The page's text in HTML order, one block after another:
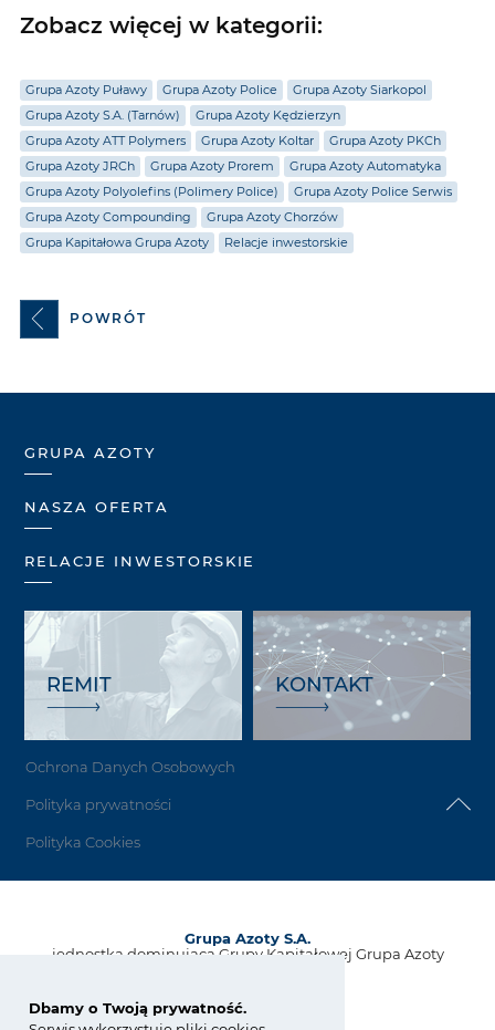
Dbamy o Twoją prywatność.
Zobacz więcej w kategorii:
Grupa Azoty Puławy Grupa Azoty Police
Grupa Azoty Siarkopol
Grupa Azoty S.A. (Tarnów)
Grupa Azoty Kędzierzyn
Grupa Azoty ATT Polymers
Grupa Azoty Koltar
Grupa Azoty PKCh
Grupa Azoty JRCh
Grupa Azoty Prorem
Grupa Azoty Automatyka
Grupa Azoty Polyolefins (Polimery Police)
Grupa Azoty Police Serwis
Grupa Azoty Compounding
Grupa Azoty Chorzów
Grupa Kapitałowa Grupa Azoty
Relacje inwestorskie
POWRÓT
GRUPA AZOTY
NASZA OFERTA
RELACJE INWESTORSKIE
REMIT KONTAKT
Ochrona Danych Osobowych
Polityka prywatności
Polityka Cookies
Grupa Azoty S.A.
jednostka dominująca Grupy Kapitałowej Grupa Azoty
33-101 Tarnów, Polska